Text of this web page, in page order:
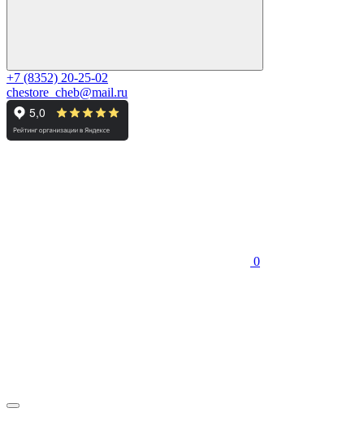
+7 (8352) 20-25-02
chestore_cheb@mail.ru
0